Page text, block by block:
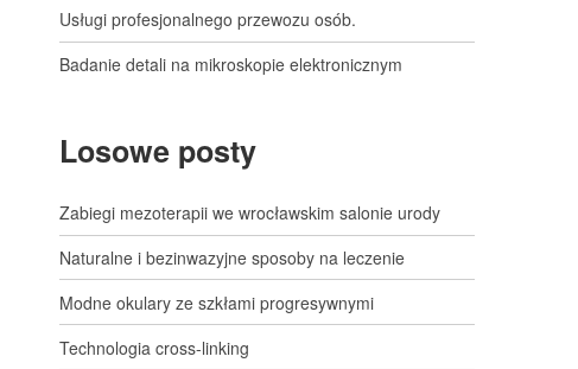
Usługi profesjonalnego przewozu osób.
Badanie detali na mikroskopie elektronicznym
Losowe posty
Zabiegi mezoterapii we wrocławskim salonie urody
Naturalne i bezinwazyjne sposoby na leczenie
Modne okulary ze szkłami progresywnymi
Technologia cross-linking